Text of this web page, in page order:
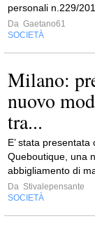
personali n.229/
Da Gaetano61
SOCIETÀ
Milano:
nuovo
tra...
E’ stata
Queboutique, una
abbigliamento di
Da Stivalepensante
SOCIETÀ